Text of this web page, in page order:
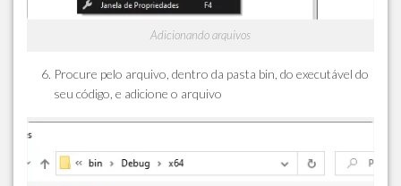
Adicionando arquivos
Procure pelo arquivo, dentro da pasta bin, do executável do
seu código, e adicione o arquivo